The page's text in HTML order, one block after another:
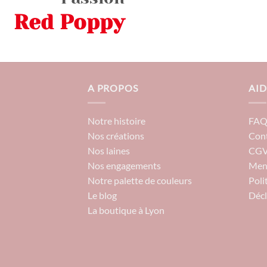
Red Poppy
A PROPOS
Notre histoire
Nos créations
Nos laines
Nos engagements
Notre palette de couleurs
Le blog
La boutique à Lyon
FAQ